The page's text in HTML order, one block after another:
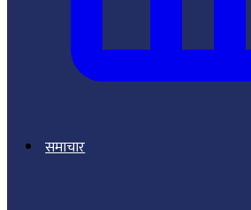
समाचार